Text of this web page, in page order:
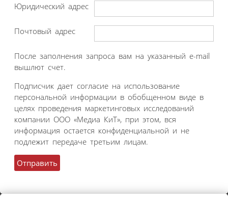
Юридический адрес
Почтовый адрес
После заполнения запроса вам на указанный e-mail
вышлют счет.
Подписчик дает согласие на использование
персональной информации в обобщенном виде в
целях проведения маркетинговых исследований
компании ООО «Медиа КиТ», при этом, вся
информация остается конфиденциальной и не
подлежит передаче третьим лицам.